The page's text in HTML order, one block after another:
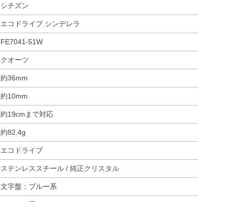
シチズン
エコドライブ シンデレラ
FE7041-51W
クオーツ
約36mm
約10mm
約19cmまで対応
約82.4g
エコドライブ
ステンレススチール / 純正クリスタル
文字盤：ブルー系